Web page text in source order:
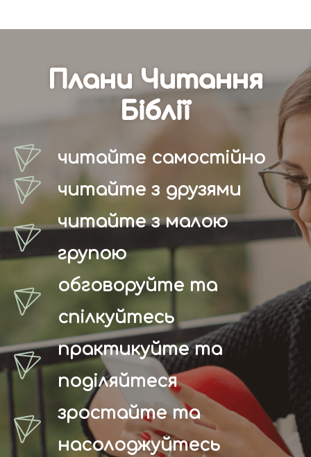
Плани Читання
Біблії
читайте самостійно
читайте з друзями
читайте з малою
групою
обговоруйте та
спілкуйтесь
практикуйте та
поділяйтеся
зростайте та
насолоджуйтесь